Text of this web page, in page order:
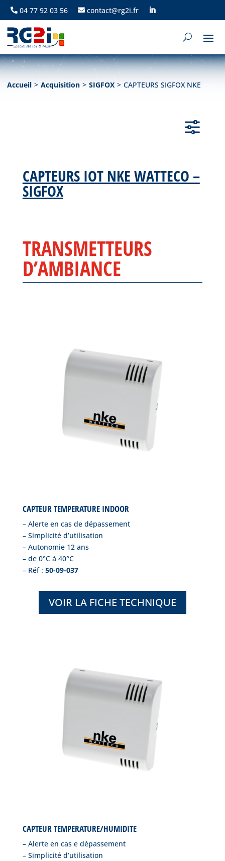
04 77 92 03 56 contact@rg2i.fr
Accueil > Acquisition > SIGFOX > CAPTEURS SIGFOX NKE
f
CAPTEURS IOT NKE WATTECO –
SIGFOX
TRANSMETTEURS
D’AMBIANCE
CAPTEUR TEMPERATURE INDOOR
– Alerte en cas de dépassement
– Simplicité d’utilisation
– Autonomie 12 ans
– de 0°C à 40°C
– Réf : 50-09-037
VOIR LA FICHE TECHNIQUE
CAPTEUR TEMPERATURE/HUMIDITE
– Alerte en cas e dépassement
– Simplicité d’utilisation